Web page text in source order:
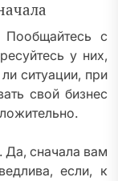
Пообщайтесь с
у них,
ситуации, при
свой бизнес
Да, сначала вам
если, к